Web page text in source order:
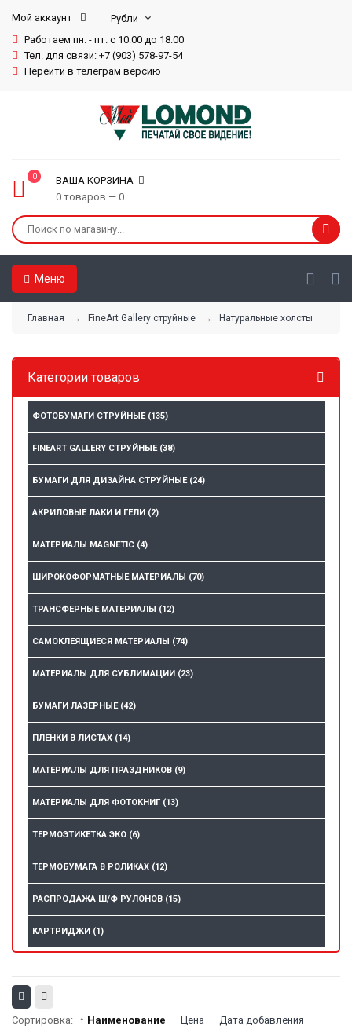
Мой аккаунт
Работаем пн. - пт. с 10:00 до 18:00
Тел. для связи: +7 (903) 578-97-54
Перейти в телеграм версию
0
ВАША КОРЗИНА
0 товаров — 0
Меню
Главная → FineArt Gallery струйные → Натуральные холсты
Категории товаров
ФОТОБУМАГИ СТРУЙНЫЕ (135)
FINEART GALLERY СТРУЙНЫЕ (38)
БУМАГИ ДЛЯ ДИЗАЙНА СТРУЙНЫЕ (24)
АКРИЛОВЫЕ ЛАКИ И ГЕЛИ (2)
МАТЕРИАЛЫ MAGNETIC (4)
ШИРОКОФОРМАТНЫЕ МАТЕРИАЛЫ (70)
ТРАНСФЕРНЫЕ МАТЕРИАЛЫ (12)
САМОКЛЕЯЩИЕСЯ МАТЕРИАЛЫ (74)
МАТЕРИАЛЫ ДЛЯ СУБЛИМАЦИИ (23)
БУМАГИ ЛАЗЕРНЫЕ (42)
ПЛЕНКИ В ЛИСТАХ (14)
МАТЕРИАЛЫ ДЛЯ ПРАЗДНИКОВ (9)
МАТЕРИАЛЫ ДЛЯ ФОТОКНИГ (13)
ТЕРМОЭТИКЕТКА ЭКО (6)
ТЕРМОБУМАГА В РОЛИКАХ (12)
РАСПРОДАЖА Ш/Ф РУЛОНОВ (15)
КАРТРИДЖИ (1)
Сортировка: ↑ Наименование · Цена · Дата добавления
·